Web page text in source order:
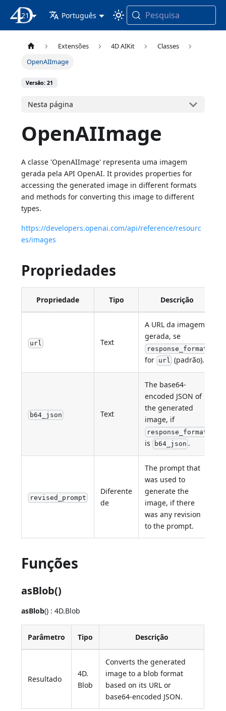
Documentação 4D
21 Português Pesquisa
Extensões 4D AIKit
Classes
OpenAIImage
Versão: 21
Nesta página
OpenAIImage
A classe 'OpenAIImage' representa uma imagem
gerada pela API OpenAI. It provides properties for
accessing the generated image in different formats
and methods for converting this image to different
types.
https://developers.openai.com/api/reference/resourc
es/images
Propriedades
Propriedade Tipo Descrição
url Text
A URL da imagem
gerada, se
response_format
for url (padrão).
b64_json Text
The base64-
encoded JSON of
the generated
image, if
response_format
is b64_json .
revised_prompt
Diferente
de
The prompt that
was used to
generate the
image, if there
was any revision
to the prompt.
Funções
asBlob()
asBlob() : 4D.Blob
Parâmetro Tipo Descrição
Resultado
4D.
Blob
Converts the generated
image to a blob format
based on its URL or
base64-encoded JSON.